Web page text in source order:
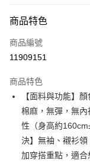
信用卡一次付款
超商取貨付款
Apple Pay
街口支付
悠遊付
Google Pay
商品特色
商品編號
11909151
商品特色
【面料與功能】
棉麻，無彈，無
性（身高約
決】無袖、襯衫
加穿搭重點，適